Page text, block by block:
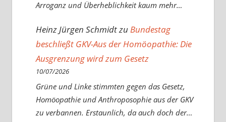
Arroganz und Überheblichkeit kaum mehr…
Heinz Jürgen SchmidtzuBundestag
beschließt GKV-Aus der Homöopathie: Die
Ausgrenzung wird zum Gesetz
10/07/2026
Grüne und Linke stimmten gegen das Gesetz,
Homöopathie und Anthroposophie aus der GKV
zu verbannen. Erstaunlich, da auch doch der…